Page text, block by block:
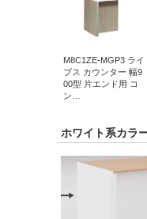
M8C1ZE-MGP3 ライ
ブス カウンター 幅9
00型 片エンド用 コ
ン…
ホワイト系カラ